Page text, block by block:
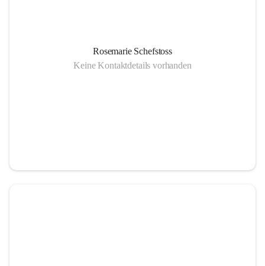
Rosemarie Schefstoss
Keine Kontaktdetails vorhanden